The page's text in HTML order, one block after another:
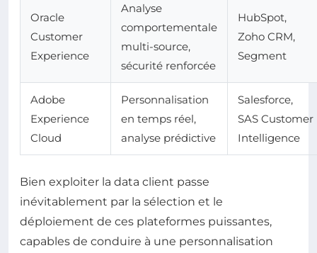
Oracle
Customer
Experience
Analyse
comportementale
multi-source,
sécurité renforcée
HubSpot,
Zoho CRM,
Segment
Adobe
Experience
Cloud
Personnalisation
en temps réel,
analyse prédictive
Salesforce,
SAS Customer
Intelligence
Bien exploiter la data client passe
inévitablement par la sélection et le
déploiement de ces plateformes puissantes,
capables de conduire à une personnalisation